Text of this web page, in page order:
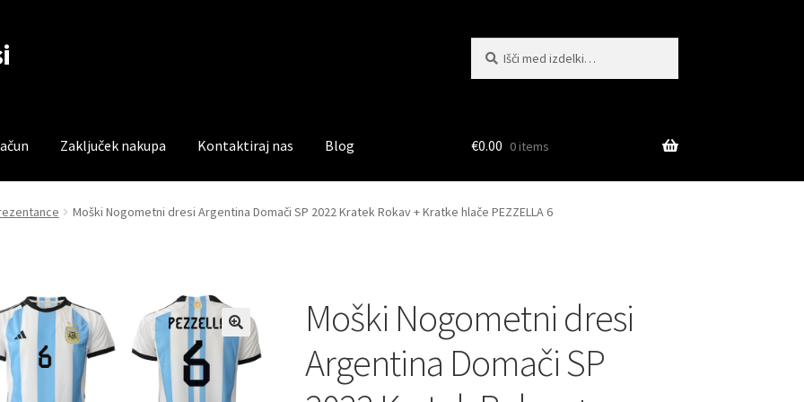
Zaključek nakupa Kontaktiraj nas Blog
Trgovina Zaključek nakupa
€0.00 0 items
Moški Nogometni dresi Argentina Domači SP 2022 Kratek Rokav + Kratke hlače PEZZELLA 6
Moški Nogometni dresi
Argentina Domači SP